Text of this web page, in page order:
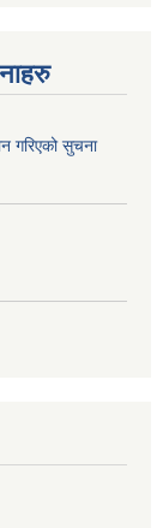
गरिएको सुचना